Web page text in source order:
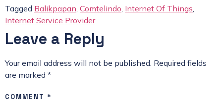
Tagged Balikpapan, Comtelindo, Internet Of Things,
Internet Service Provider
Leave a Reply
Your email address will not be published. Required fields
are marked *
COMMENT *